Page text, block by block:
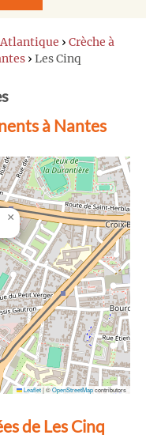
› Crèche à
› Les Cinq
à Nantes
×
Leaflet|©OpenStreetMapcontributors
de Les Cinq